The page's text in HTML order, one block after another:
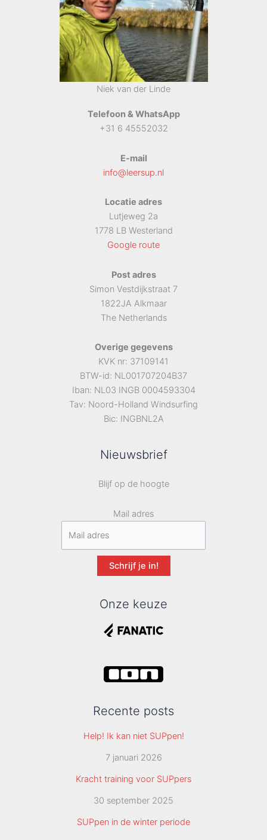
Niek van der Linde
Telefoon & WhatsApp
+31 6 45552032
E-mail
info@leersup.nl
Locatie adres
Lutjeweg 2a
1778 LB Westerland
Google route
Post adres
Simon Vestdijkstraat 7
1822JA Alkmaar
The Netherlands
Overige gegevens
KVK nr: 37109141
BTW-id: NL001707204B37
Iban: NL03 INGB 0004593304
Tav: Noord-Holland Windsurfing
Bic: INGBNL2A
Nieuwsbrief
Blijf op de hoogte
Mail adres
Schrijf je in!
Onze keuze
Recente posts
Help! Ik kan niet SUPpen!
7 januari 2026
Kracht training voor SUPpers
30 september 2025
SUPpen in de winter periode